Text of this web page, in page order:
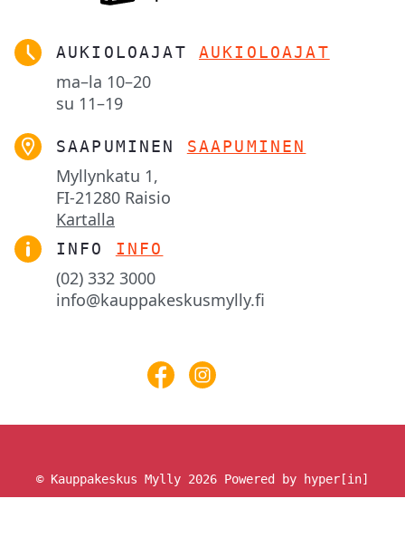
AUKIOLOAJAT AUKIOLOAJAT
ma–la 10–20
su 11–19
SAAPUMINEN SAAPUMINEN
Myllynkatu 1,
FI-21280 Raisio
Kartalla
INFO INFO
(02) 332 3000
info@kauppakeskusmylly.fi
© Kauppakeskus Mylly 2026 Powered by hyper[in]